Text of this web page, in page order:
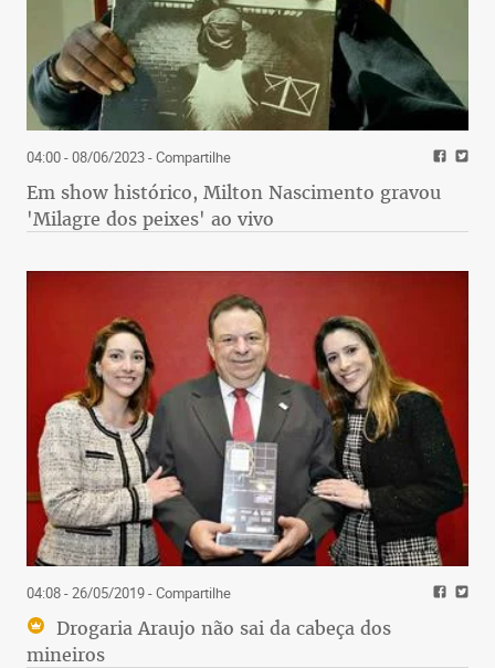
04:00 - 08/06/2023- Compartilhe
Em show histórico, Milton Nascimento gravou
'Milagre dos peixes' ao vivo
04:08 - 26/05/2019- Compartilhe
Drogaria Araujo não sai da cabeça dos
mineiros